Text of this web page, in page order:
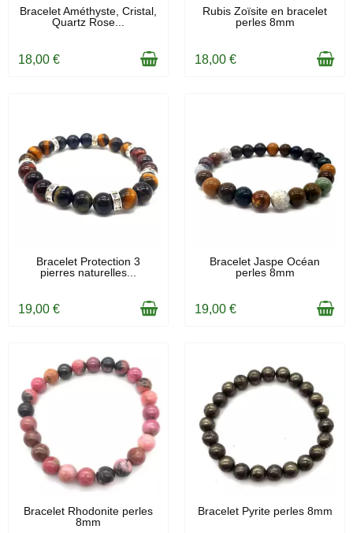
EN STOCK
Bracelet Améthyste, Cristal,
Quartz Rose...
18,00 €
EN STOCK
Rubis Zoïsite en bracelet
perles 8mm
18,00 €
EN STOCK
Bracelet Protection 3
pierres naturelles...
19,00 €
EN STOCK
Bracelet Jaspe Océan
perles 8mm
19,00 €
EN STOCK
Bracelet Rhodonite perles
8mm
EN STOCK
Bracelet Pyrite perles 8mm